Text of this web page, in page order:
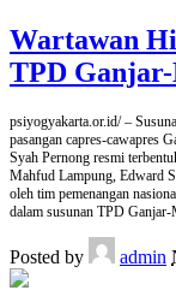
Wartawan
TPD
psiyogyakarta.or.id/ –
pasangan capres-cawapres
Syah Pernong resmi
Mahfud Lampung, Edward
oleh tim pemenangan
dalam susunan TPD
Posted by admin